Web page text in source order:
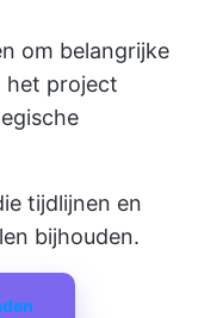
om belangrijke
het project
tijdlijnen en
bijhouden.